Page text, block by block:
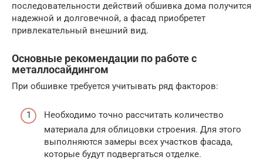
последовательности действий обшивка дома получится
надежной и долговечной, а фасад приобретет
привлекательный внешний вид.
Основные рекомендации по работе с
металлосайдингом
При обшивке требуется учитывать ряд факторов:
Необходимо точно рассчитать количество
материала для облицовки строения. Для этого
выполняются замеры всех участков фасада,
которые будут подвергаться отделке.